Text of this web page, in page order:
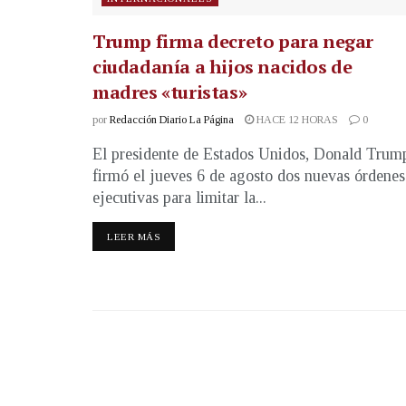
Trump firma decreto para negar
ciudadanía a hijos nacidos de
madres «turistas»
por Redacción Diario La Página HACE 12 HORAS 0
El presidente de Estados Unidos, Donald
firmó el jueves 6 de agosto dos nuevas órdenes
ejecutivas para limitar la...
LEER MÁS